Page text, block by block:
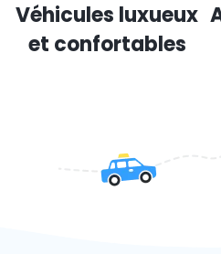
Véhicules luxueux
et confortables